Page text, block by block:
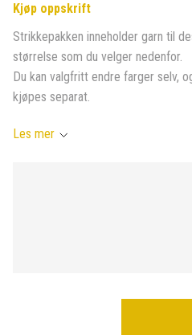
Kjøp oppskrift
Strikkepakken inneholder garn til
størrelse som du velger nedenfor.
Du kan valgfritt endre farger selv,
kjøpes separat.
Les mer